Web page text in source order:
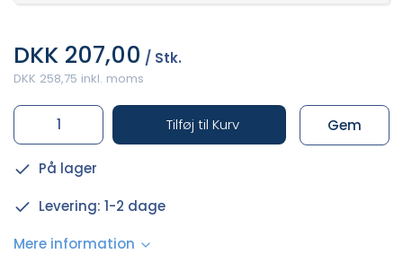
DKK 207,00 / Stk.
DKK 258,75 inkl. moms
Tilføj til Kurv Gem
På lager
Levering: 1-2 dage
Mere information